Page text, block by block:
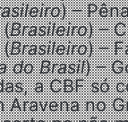
) –
Brasileiro) –
Brasileiro) –
do Brasil) –
a CBF só
Aravena no